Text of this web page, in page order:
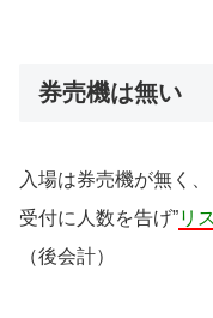
券売機は無い
入場は券売機が無く、
受付に人数を告げ”リ
（後会計）